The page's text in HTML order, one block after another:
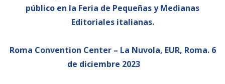
público en la Feria de Pequeñas y Medianas
Editoriales italianas.
Roma Convention Center – La Nuvola, EUR, Roma. 6
de diciembre 2023